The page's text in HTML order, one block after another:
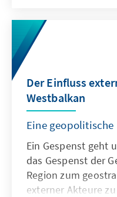
Der Einfluss
Westbalkan
Eine
Ein Gespenst geht
das Gespenst der
Region zum
externer Akteure